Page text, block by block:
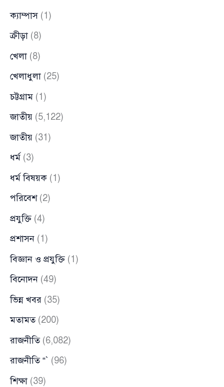
ক্যাম্পাস(1)
ক্রীড়া (8)
খেলা (8)
খেলাধুলা (25)
চট্টগ্রাম (1)
জাতীয় (5,122)
জাতীয় (31)
ধর্ম (3)
ধর্ম বিষয়ক (1)
পরিবেশ(2)
প্রযুক্তি (4)
প্রশাসন (1)
বিজ্ঞান ও প্রযুক্তি (1)
বিনোদন (49)
ভিন্ন খবর (35)
মতামত(200)
রাজনীতি(6,082)
রাজনীতি “` (96)
শিক্ষা (39)